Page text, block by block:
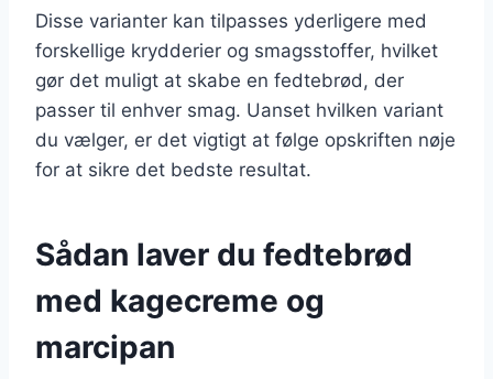
Disse varianter kan tilpasses yderligere med
forskellige krydderier og smagsstoffer, hvilket
gør det muligt at skabe en fedtebrød, der
passer til enhver smag. Uanset hvilken variant
du vælger, er det vigtigt at følge opskriften nøje
for at sikre det bedste resultat.
Sådan laver du fedtebrød
med kagecreme og
marcipan